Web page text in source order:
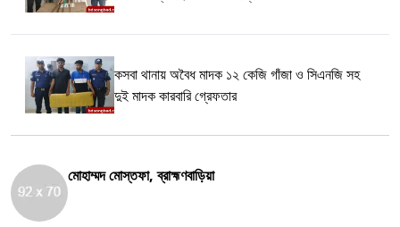
কসবা থানায় অবৈধ মাদক ১২ কেজি গাঁজা ও সিএনজি সহ
দুই মাদক কারবারি গ্রেফতার
মোহাম্মদ মোস্তফা, ব্রাহ্মণবাড়িয়া